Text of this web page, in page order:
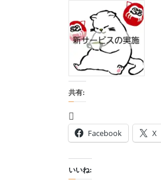
共有:
Facebook X
いいね: